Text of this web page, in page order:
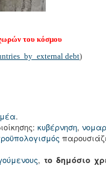
του κόσμου
debt)
.
κυβέρνηση,
,το δημόσιο